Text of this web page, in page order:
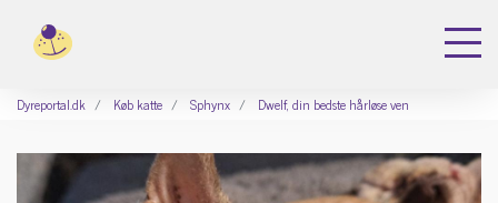
Dyreportal.dk Køb katte Sphynx Dwelf, din bedste hårløse ven